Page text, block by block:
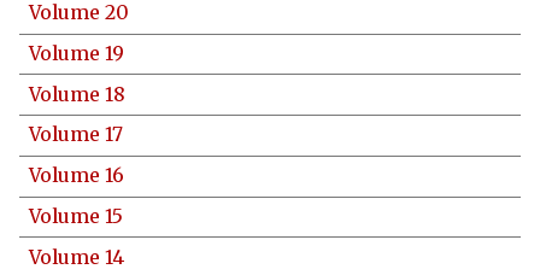
Volume 20
Volume 19
Volume 18
Volume 17
Volume 16
Volume 15
Volume 14